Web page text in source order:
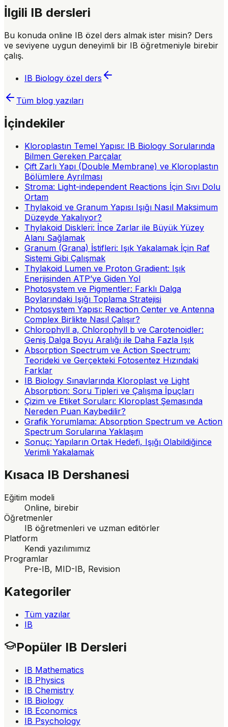
İlgili IB dersleri
Bu konuda online IB özel ders almak ister misin? Ders
ve seviyene uygun deneyimli bir IB öğretmeniyle birebir
çalış.
IB Biology özel ders
Tüm blog yazıları
İçindekiler
Kloroplastın Temel Yapısı: IB Biology Sorularında
Bilmen Gereken Parçalar
Çift Zarlı Yapı (Double Membrane) ve Kloroplastın
Bölümlere Ayrılması
Stroma: Light-independent Reactions İçin Sıvı Dolu
Ortam
Thylakoid ve Granum Yapısı Işığı Nasıl Maksimum
Düzeyde Yakalıyor?
Thylakoid Diskleri: İnce Zarlar ile Büyük Yüzey
Alanı Sağlamak
Granum (Grana) İstifleri: Işık Yakalamak İçin Raf
Sistemi Gibi Çalışmak
Thylakoid Lumen ve Proton Gradient: Işık
Enerjisinden ATP’ye Giden Yol
Photosystem ve Pigmentler: Farklı Dalga
Boylarındaki Işığı Toplama Stratejisi
Photosystem Yapısı: Reaction Center ve Antenna
Complex Birlikte Nasıl Çalışır?
Chlorophyll a, Chlorophyll b ve Carotenoidler:
Geniş Dalga Boyu Aralığı ile Daha Fazla Işık
Absorption Spectrum ve Action Spectrum:
Teorideki ve Gerçekteki Fotosentez Hızındaki
Farklar
IB Biology Sınavlarında Kloroplast ve Light
Absorption: Soru Tipleri ve Çalışma İpuçları
Çizim ve Etiket Soruları: Kloroplast Şemasında
Nereden Puan Kaybedilir?
Grafik Yorumlama: Absorption Spectrum ve Action
Spectrum Sorularına Yaklaşım
Sonuç: Yapıların Ortak Hedefi, Işığı Olabildiğince
Verimli Yakalamak
Kısaca IB Dershanesi
Eğitim modeli
Online, birebir
Öğretmenler
IB öğretmenleri ve uzman editörler
Platform
Kendi yazılımımız
Programlar
Pre-IB, MID-IB, Revision
Kategoriler
Tüm yazılar
IB
Popüler IB Dersleri
IB Mathematics
IB Physics
IB Chemistry
IB Biology
IB Economics
IB Psychology